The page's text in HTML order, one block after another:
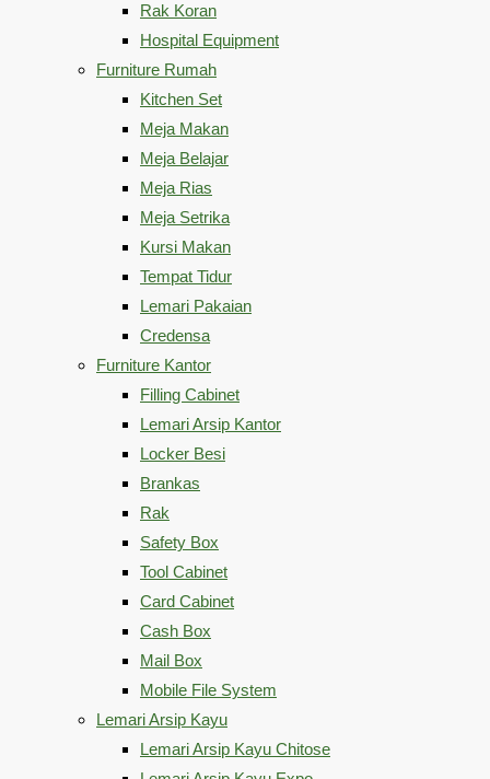
Rak Koran
Hospital Equipment
Furniture Rumah
Kitchen Set
Meja Makan
Meja Belajar
Meja Rias
Meja Setrika
Kursi Makan
Tempat Tidur
Lemari Pakaian
Credensa
Furniture Kantor
Filling Cabinet
Lemari Arsip Kantor
Locker Besi
Brankas
Rak
Safety Box
Tool Cabinet
Card Cabinet
Cash Box
Mail Box
Mobile File System
Lemari Arsip Kayu
Lemari Arsip Kayu Chitose